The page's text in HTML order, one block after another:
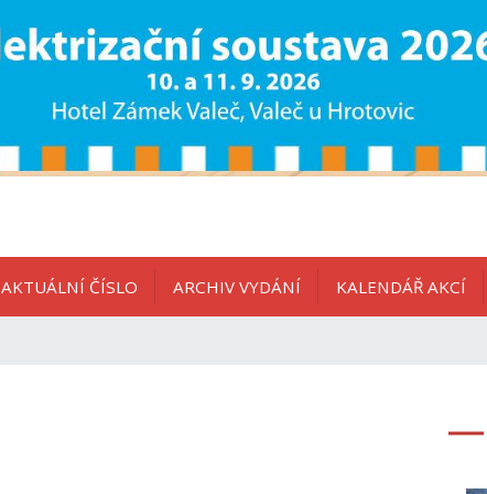
AKTUÁLNÍ ČÍSLO ARCHIV VYDÁNÍ KALENDÁŘ AKCÍ